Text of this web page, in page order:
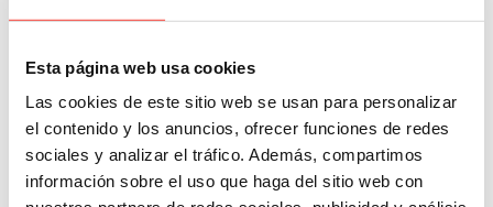
Esta página web usa cookies
Las cookies de este sitio web se usan para personalizar
el contenido y los anuncios, ofrecer funciones de redes
sociales y analizar el tráfico. Además, compartimos
información sobre el uso que haga del sitio web con
Referencia: 8048
95,00 €